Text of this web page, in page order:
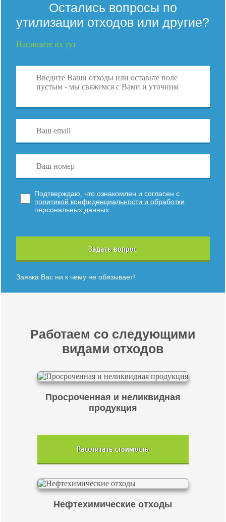
Остались вопросы по
утилизации отходов или другие?
Напишите их тут
Подтверждаю, что ознакомлен и согласен с
политикой конфиденциальности и обработки
персональных данных.
Задать вопрос
Заявка Вас ни к чему не обязывает!
Работаем со следующими
видами отходов
Просроченная и неликвидная
продукция
Рассчитать стоимость
Нефтехимические отходы